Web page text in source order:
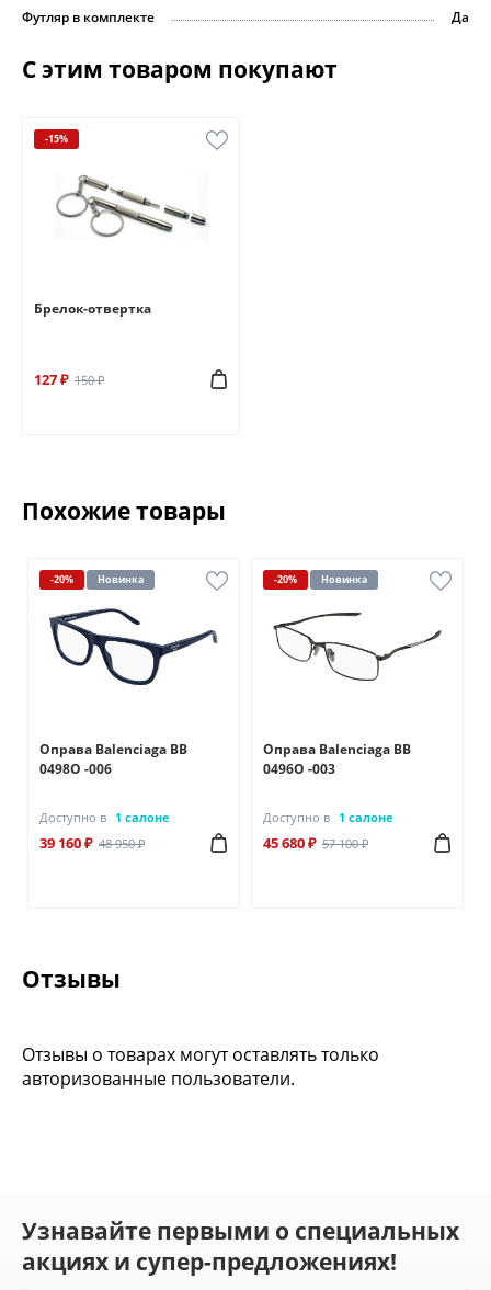
Футляр в комплекте
Да
С этим товаром покупают
-15%
Брелок-отвертка
127 ₽ 150 ₽
Похожие товары
-20% Новинка
Оправа Balenciaga BB
0498O -006
Доступно в 1 салоне
39 160 ₽ 48 950 ₽
-20% Новинка
Оправа Balenciaga BB
0496O -003
Доступно в 1 салоне
45 680 ₽ 57 100 ₽
Отзывы
Отзывы о товарах могут оставлять только
авторизованные пользователи.
Узнавайте первыми о специальных
акциях и супер-предложениях!